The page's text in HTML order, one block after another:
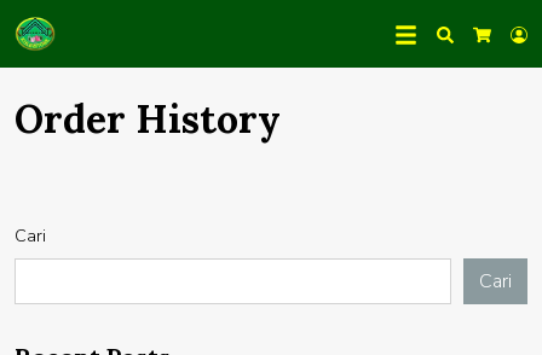
Search
Order History
Cari
Cari